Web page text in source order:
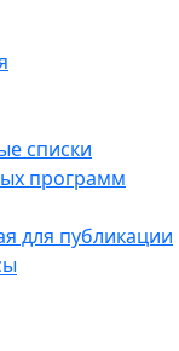
списки
программ
для публикации